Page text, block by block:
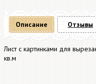
Описание
Лист с картинками для
кв.м
Отзывы